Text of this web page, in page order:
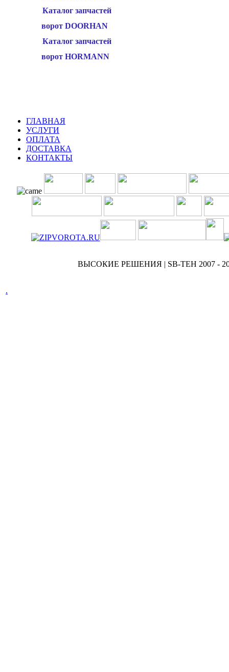
Каталог запчастей
ворот DOORHAN
Каталог запчастей
ворот HORMANN
ГЛАВНАЯ
УСЛУГИ
ОПЛАТА
ДОСТАВКА
КОНТАКТЫ
ВЫСОКИЕ РЕШЕНИЯ | SB-TEH 2007 -
.